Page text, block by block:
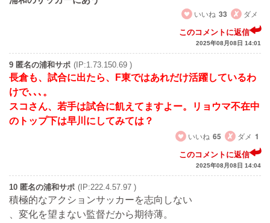
いいね 33 ダメ
このコメントに返信
2025年08月08日 14:01
9 匿名の浦和サポ (IP:1.73.150.69 )
長倉も、試合に出たら、F東ではあれだけ活躍しているわ
けで､､､。
スコさん、若手は試合に飢えてますよー。リョウマ不在中
のトップ下は早川にしてみては？
いいね 65 ダメ 1
このコメントに返信
2025年08月08日 14:04
10 匿名の浦和サポ (IP:222.4.57.97 )
積極的なアクションサッカーを志向しない
、変化を望まない監督だから期待薄。